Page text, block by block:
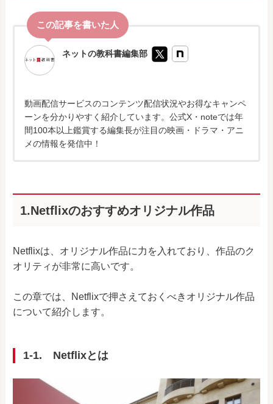
ネットの教科書編集部
動画配信サービスのコンテンツ配信状況やお得なキャンペ
ーンを分かりやすく紹介しています。公式X・noteでは年
間100本以上鑑賞する編集長が注目の映画・ドラマ・アニ
メの情報を発信中！
1.Netflixのおすすめオリジナル作品
Netflixは、オリジナル作品に力を入れており、作品のク
オリティが非常に高いです。
この章では、Netflixで押さえておくべきオリジナル作品
について紹介します。
1-1. Netflixとは